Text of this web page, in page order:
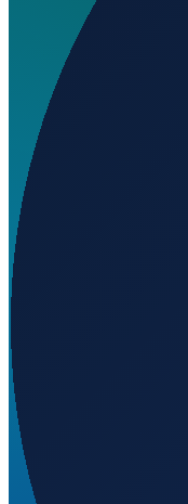
Wird geladen...
42.04500
469
Los Angeles